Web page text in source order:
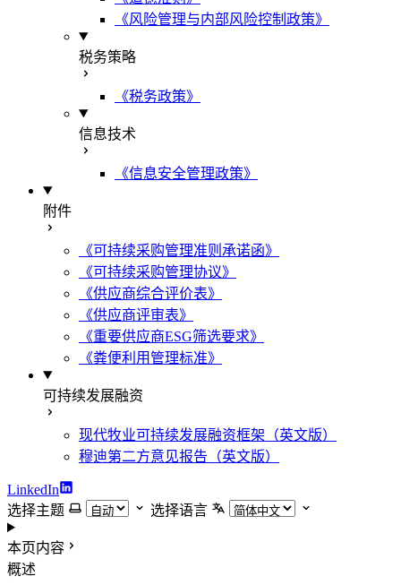
《风险管理与内部风险控制政策》
税务策略
《税务政策》
信息技术
《信息安全管理政策》
附件
《可持续采购管理准则承诺函》
《可持续采购管理协议》
《供应商综合评价表》
《供应商评审表》
《重要供应商ESG筛选要求》
《粪便利用管理标准》
可持续发展融资
现代牧业可持续发展融资框架（英文版）
穆迪第二方意见报告（英文版）
LinkedIn
选择主题
选择语言
本页内容
概述